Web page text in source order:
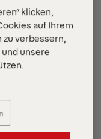
Ruhr
Als zweitgrößter
in
klicken,
auf Ihrem
zu verbessern,
unsere